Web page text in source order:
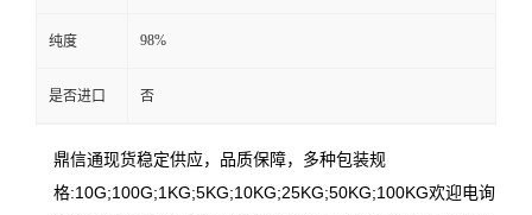
纯度 98%
是否进口 否
鼎信通现货稳定供应，品质保障，多种包装规
格:10G;100G;1KG;5KG;10KG;25KG;50KG;100KG欢迎电询